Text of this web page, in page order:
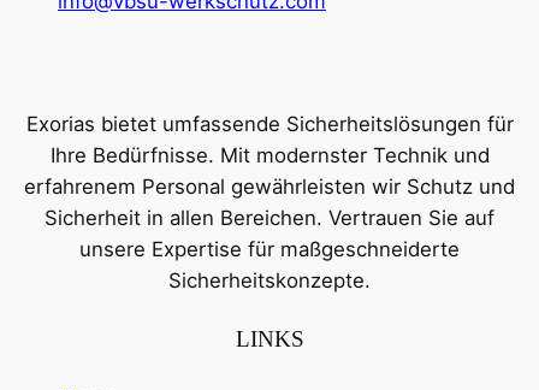
Exorias bietet umfassende Sicherheitslösungen für
Ihre Bedürfnisse. Mit modernster Technik und
erfahrenem Personal gewährleisten wir Schutz und
Sicherheit in allen Bereichen. Vertrauen Sie auf
unsere Expertise für maßgeschneiderte
Sicherheitskonzepte.
LINKS